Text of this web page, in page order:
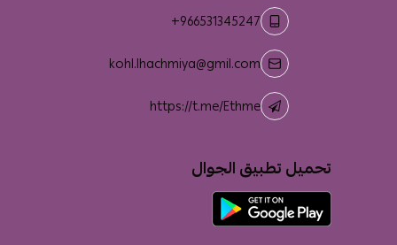
+966531345247
kohl.lhachmiya@gmil.com
https://t.me/Ethme
تحميل تطبيق الجوال